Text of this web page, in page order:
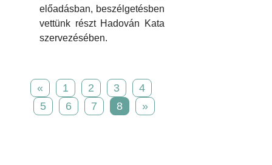
előadásban, beszélgetésben
vettünk részt Hadován Kata
szervezésében.
« 1 2 3
4
5
6 7 8 »